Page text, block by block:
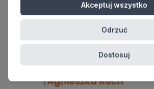
Akceptuj wszystko
Odrzuć
Dostosuj